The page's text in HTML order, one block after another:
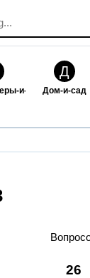
и-электроника
Д
Дом-и-сад
26